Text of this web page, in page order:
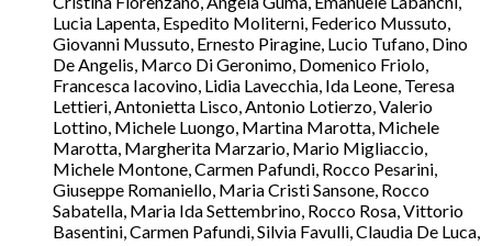
Lucia Lapenta, Espedito Moliterni, Federico Mussuto,
Giovanni Mussuto, Ernesto Piragine, Lucio Tufano, Dino
De Angelis, Marco Di Geronimo, Domenico Friolo,
Francesca Iacovino, Lidia Lavecchia, Ida Leone, Teresa
Lettieri, Antonietta Lisco, Antonio Lotierzo, Valerio
Lottino, Michele Luongo, Martina Marotta, Michele
Marotta, Margherita Marzario, Mario Migliaccio,
Michele Montone, Carmen Pafundi, Rocco Pesarini,
Giuseppe Romaniello, Maria Cristi Sansone, Rocco
Sabatella, Maria Ida Settembrino, Rocco Rosa, Vittorio
Basentini, Carmen Pafundi, Silvia Favulli, Claudia De Luca,